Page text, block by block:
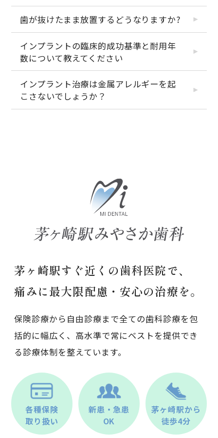
歯が抜けたまま放置するどうなりますか?
インプラントの臨床的成功基準と耐用年
数について教えてください
インプラント治療は金属アレルギーを起
こさないでしょうか？
茅ヶ崎駅すぐ近くの歯科医院で、
痛みに最大限配慮・安心の治療を。
保険診療から自由診療まで全ての歯科診療を包
括的に幅広く、高水準で常にベストを提供でき
る診療体制を整えています。
各種保険
取り扱い
新患・急患
OK
茅ヶ崎駅から
徒歩4分